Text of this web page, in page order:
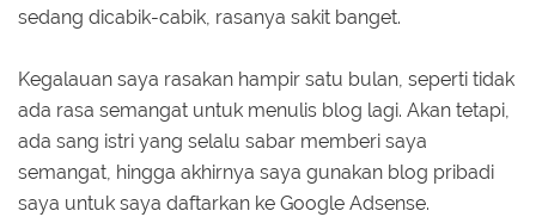
sedang dicabik-cabik, rasanya sakit banget.
Kegalauan saya rasakan hampir satu bulan, seperti tidak
ada rasa semangat untuk menulis blog lagi. Akan tetapi,
ada sang istri yang selalu sabar memberi saya
semangat, hingga akhirnya saya gunakan blog pribadi
saya untuk saya daftarkan ke Google Adsense.